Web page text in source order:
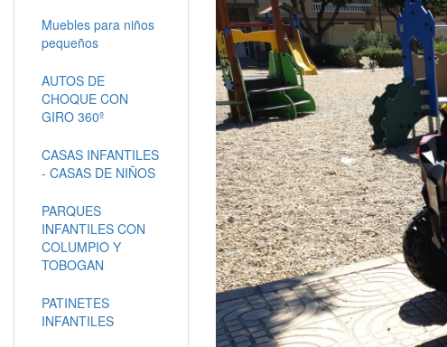
Muebles para niños
pequeños
AUTOS DE
CHOQUE CON
GIRO 360º
CASAS INFANTILES
- CASAS DE NIÑOS
PARQUES
INFANTILES CON
COLUMPIO Y
TOBOGAN
PATINETES
INFANTILES